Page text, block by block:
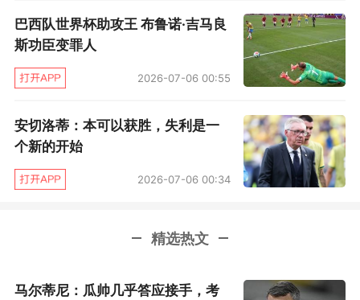
力不从心。像小组首战对摩洛哥队时一样，“胖
虎”上半场就吃到黄牌。对摩洛哥队，他是第37分
钟染黄。对日本队，他第15分钟就早早吃牌。
日本队的低位防守，巴西队找不到进攻的办法，
更多地在后场倒脚，两名中后卫成了巴西队传球
最多的球员。左路的维尼修斯被日本队成功防
进球最多的时段，那是因为上下半场开始时，场
巴西队世界杯助攻王 布鲁诺·吉马良
斯功臣变罪人
2026-07-06 00:55
安切洛蒂：本可以获胜，失利是一
个新的开始
2026-07-06 00:34
精选热文
马尔蒂尼：瓜帅几乎答应接手，考